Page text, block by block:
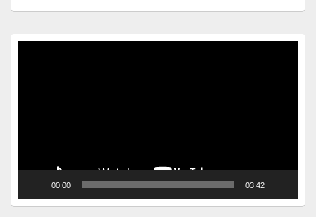
00:00 03:42